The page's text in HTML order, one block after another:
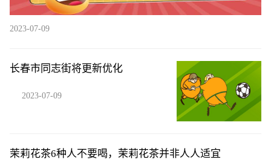
2023-07-09
长春市同志街将更新优化
2023-07-09
茉莉花茶6种人不要喝，茉莉花茶并非人人适宜